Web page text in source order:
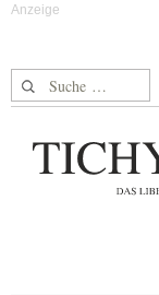
Suche nach: